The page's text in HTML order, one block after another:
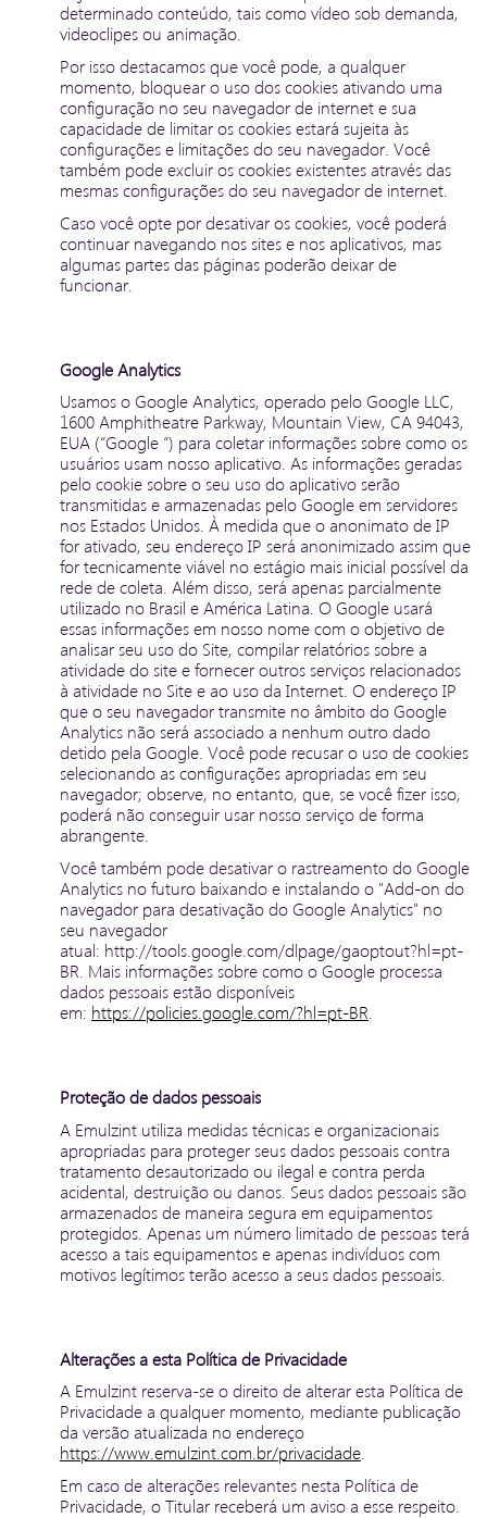
determinado conteúdo, tais como vídeo sob demanda,
videoclipes ou animação.
Por isso destacamos que você pode, a qualquer
momento, bloquear o uso dos cookies ativando uma
configuração no seu navegador de internet e sua
capacidade de limitar os cookies estará sujeita às
configurações e limitações do seu navegador. Você
também pode excluir os cookies existentes através das
mesmas configurações do seu navegador de internet.
Caso você opte por desativar os cookies, você poderá
continuar navegando nos sites e nos aplicativos, mas
algumas partes das páginas poderão deixar de
funcionar.
Google Analytics
Usamos o Google Analytics, operado pelo Google LLC,
1600 Amphitheatre Parkway, Mountain View, CA 94043,
EUA (“Google “) para coletar informações sobre como os
usuários usam nosso aplicativo. As informações geradas
pelo cookie sobre o seu uso do aplicativo serão
transmitidas e armazenadas pelo Google em servidores
nos Estados Unidos. À medida que o anonimato de IP
for ativado, seu endereço IP será anonimizado assim que
for tecnicamente viável no estágio mais inicial possível da
rede de coleta. Além disso, será apenas parcialmente
utilizado no Brasil e América Latina. O Google usará
essas informações em nosso nome com o objetivo de
analisar seu uso do Site, compilar relatórios sobre a
atividade do site e fornecer outros serviços relacionados
à atividade no Site e ao uso da Internet. O endereço IP
que o seu navegador transmite no âmbito do Google
Analytics não será associado a nenhum outro dado
detido pela Google. Você pode recusar o uso de cookies
selecionando as configurações apropriadas em seu
navegador; observe, no entanto, que, se você fizer isso,
poderá não conseguir usar nosso serviço de forma
abrangente.
Você também pode desativar o rastreamento do Google
Analytics no futuro baixando e instalando o "Add-on do
navegador para desativação do Google Analytics" no
seu navegador
atual: http://tools.google.com/dlpage/gaoptout?hl=pt-
BR. Mais informações sobre como o Google processa
dados pessoais estão disponíveis
em: https://policies.google.com/?hl=pt-BR
Proteção de dados pessoais
A Emulzint utiliza medidas técnicas e organizacionais
apropriadas para proteger seus dados pessoais contra
tratamento desautorizado ou ilegal e contra perda
acidental, destruição ou danos. Seus dados pessoais são
armazenados de maneira segura em equipamentos
protegidos. Apenas um número limitado de pessoas terá
acesso a tais equipamentos e apenas indivíduos com
motivos legítimos terão acesso a seus dados pessoais.
Alterações a esta Política de Privacidade
A Emulzint reserva-se o direito de alterar esta Política de
Privacidade a qualquer momento, mediante publicação
da versão atualizada no endereço
https://www.emulzint.com.br/privacidade.
Em caso de alterações relevantes nesta Política de
Privacidade, o Titular receberá um aviso a esse respeito.